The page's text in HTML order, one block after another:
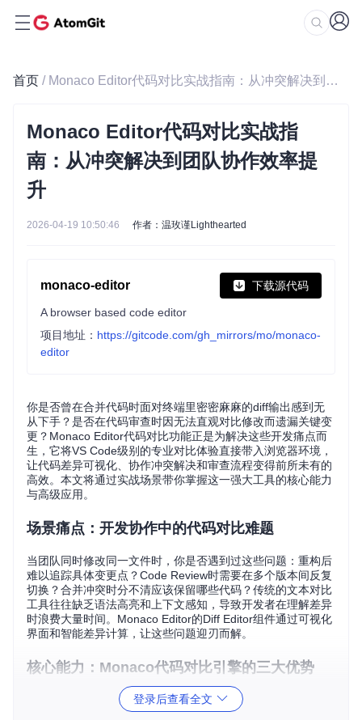
首页 / Monaco Editor代码对比实战指南：从冲突解决到团队协作效率提升
Monaco Editor代码对比实战指
南：从冲突解决到团队协作效率提
升
2026-04-19 10:50:46 作者：温玫谨Lighthearted
monaco-editor 下载源代码
A browser based code editor
项目地址： https://gitcode.com/gh_mirrors/mo/monaco-
editor
你是否曾在合并代码时面对终端里密密麻麻的diff输出感到无
从下手？是否在代码审查时因无法直观对比修改而遗漏关键变
更？Monaco Editor代码对比功能正是为解决这些开发痛点而
生，它将VS Code级别的专业对比体验直接带入浏览器环境，
让代码差异可视化、协作冲突解决和审查流程变得前所未有的
高效。本文将通过实战场景带你掌握这一强大工具的核心能力
与高级应用。
场景痛点：开发协作中的代码对比难题
当团队同时修改同一文件时，你是否遇到过这些问题：重构后
难以追踪具体变更点？Code Review时需要在多个版本间反复
切换？合并冲突时分不清应该保留哪些代码？传统的文本对比
工具往往缺乏语法高亮和上下文感知，导致开发者在理解差异
时浪费大量时间。Monaco Editor的Diff Editor组件通过可视化
界面和智能差异计算，让这些问题迎刃而解。
核心能力：Monaco代码对比引擎的三大优势
Monaco Editor的代码对比功能不仅仅是简单的文本差异显
示，它构建在三大核心能力之上：
登录后查看全文